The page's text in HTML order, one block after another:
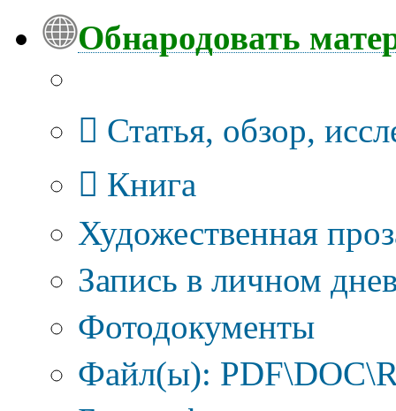
Обнародовать
Статья, обзор,
Книга
Художественная
Запись в личном
Фотодокументы
Файл(ы):